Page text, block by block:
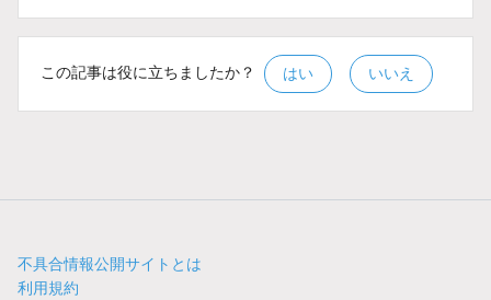
この記事は役に立ちましたか？ はい いいえ
不具合情報公開サイトとは
利用規約